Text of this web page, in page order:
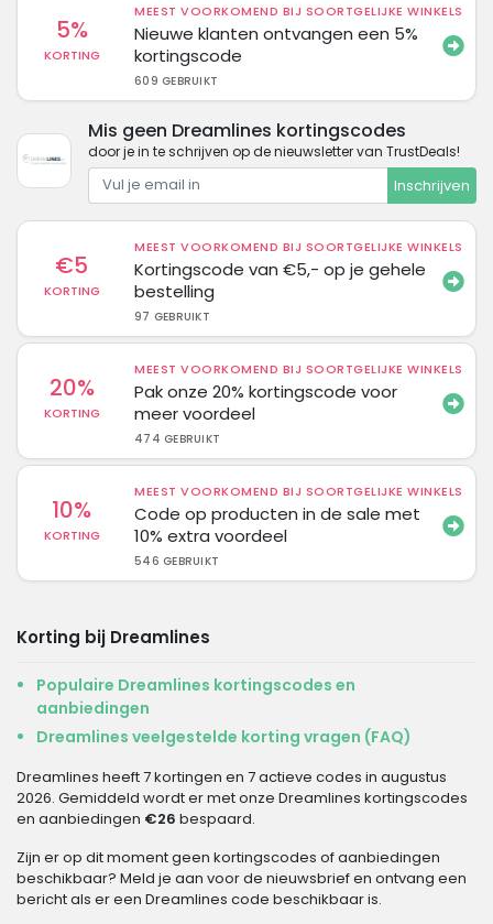
5%
KORTING
MEEST VOORKOMEND BIJ SOORTGELIJKE WINKELS
Nieuwe klanten ontvangen een 5%
kortingscode
609 GEBRUIKT
Mis geen Dreamlines kortingscodes
door je in te schrijven op de nieuwsletter van TrustDeals!
Inschrijven
€5
KORTING
MEEST VOORKOMEND BIJ SOORTGELIJKE WINKELS
Kortingscode van €5,- op je gehele
bestelling
97 GEBRUIKT
20%
KORTING
MEEST VOORKOMEND BIJ SOORTGELIJKE WINKELS
Pak onze 20% kortingscode voor
meer voordeel
474 GEBRUIKT
10%
KORTING
MEEST VOORKOMEND BIJ SOORTGELIJKE WINKELS
Code op producten in de sale met
10% extra voordeel
546 GEBRUIKT
Korting bij Dreamlines
Populaire Dreamlines kortingscodes en
aanbiedingen
Dreamlines veelgestelde korting vragen (FAQ)
Dreamlines heeft 7 kortingen en 7 actieve codes in augustus
2026. Gemiddeld wordt er met onze Dreamlines kortingscodes
en aanbiedingen €26 bespaard.
Zijn er op dit moment geen kortingscodes of aanbiedingen
beschikbaar? Meld je aan voor de nieuwsbrief en ontvang een
bericht als er een Dreamlines code beschikbaar is.